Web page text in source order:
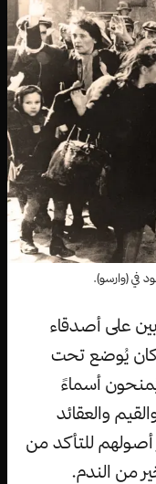
في (وارسو).
على أصدقاء
كان يُوضع تحت
أسماءً
والعقائد
أصولهم للتأكد من
من الندم.